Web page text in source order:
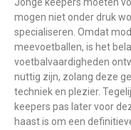
mogen niet onder druk
specialiseren. Omdat
meevoetballen, is het
voetbalvaardigheden
nuttig zijn, zolang deze
techniek en plezier.
keepers pas later voor
haast is om een